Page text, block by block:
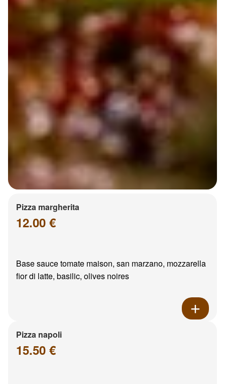
Pizza margherita
12.00 €
Base sauce tomate maison, san marzano, mozzarella
fior di latte, basilic, olives noires
Pizza napoli
15.50 €